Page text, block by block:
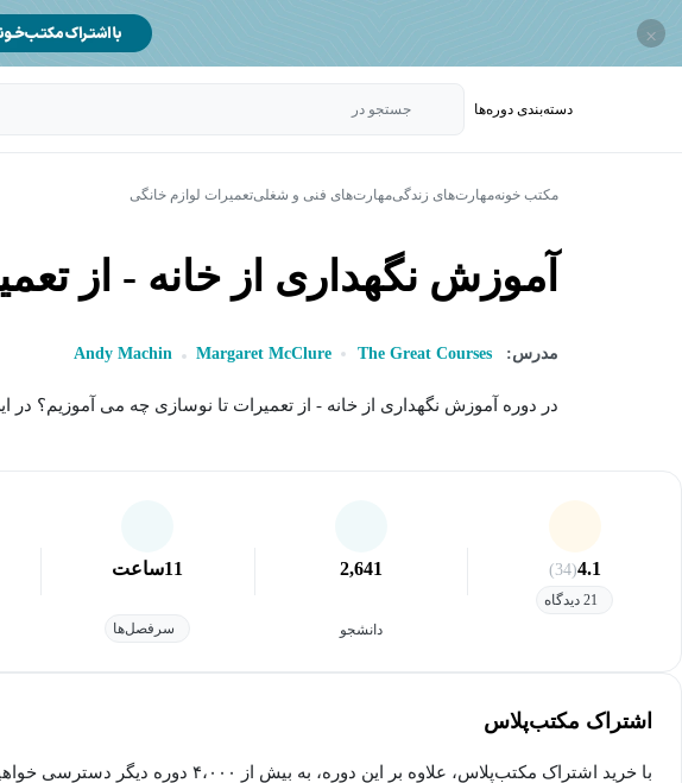
×
دسته‌بندی‌ دوره‌ها جستجو در
مکتب خونهمهارت‌های زندگیمهارت‌های فنی و شغلیتعمیرات لوازم خانگی
آموزش نگهداری از خانه - از
مدرس: The Great Courses
Andy Machin Margaret McClure
در دوره آموزش نگهداری از خانه - از تعمیرات تا نوسازی چه می آموزیم؟ در
4.1
(34)
21 دیدگاه
2,641
دانشجو
11ساعت
سرفصل‌ها
اشتراک مکتب‌پلاس
با خرید اشتراک مکتب‌پلاس، علاوه بر این دوره، به بیش از ۴،۰۰۰ دوره دیگر دسترسی خواهید داشت.